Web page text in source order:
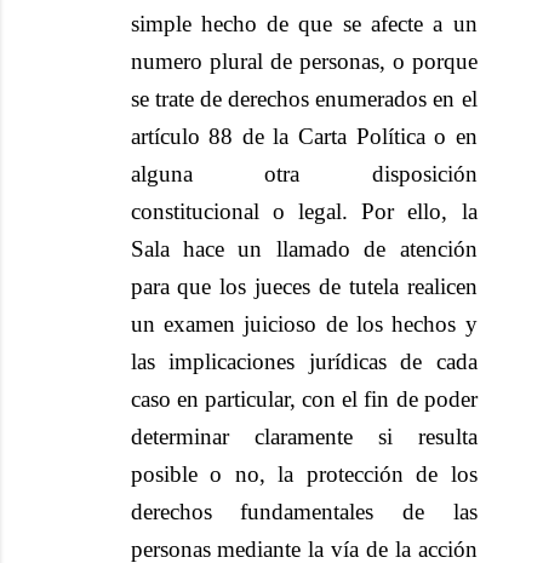
simple hecho de que se afecte a un
numero plural de personas, o porque
se trate de derechos enumerados en el
artículo 88 de la Carta Política o en
alguna otra disposición
constitucional o legal. Por ello, la
Sala hace un llamado de atención
para que los jueces de tutela realicen
un examen juicioso de los hechos y
las implicaciones jurídicas de cada
caso en particular, con el fin de poder
determinar claramente si resulta
posible o no, la protección de los
derechos fundamentales de las
personas mediante la vía de la acción